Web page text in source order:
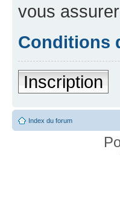
vous
Conditions
Inscription
Index du forum